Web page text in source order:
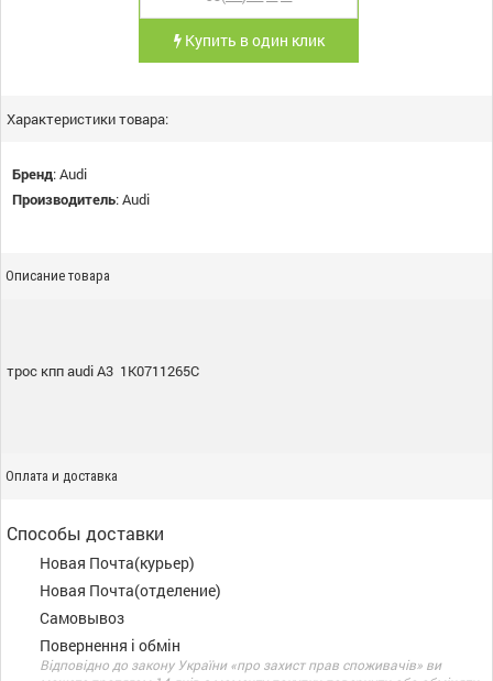
Купить в один клик
Характеристики товара:
Бренд:Audi
Производитель:Audi
Описание товара
трос кпп audi A3 1K0711265C
Оплата и доставка
Способы доставки
Новая Почта(курьер)
Новая Почта(отделение)
Самовывоз
Повернення і обмін
Відповідно до закону України «про захист прав споживачів» ви